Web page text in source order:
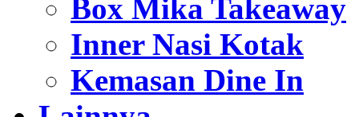
Box Mika Takeaway
Inner Nasi Kotak
Kemasan Dine In